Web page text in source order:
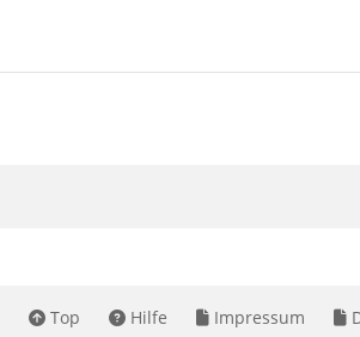
Top Hilfe Impressum